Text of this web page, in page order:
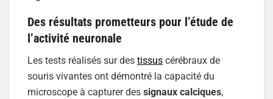
Des résultats prometteurs pour l’étude de
l’activité neuronale
Les tests réalisés sur des tissus cérébraux de
souris vivantes ont démontré la capacité du
microscope à capturer des signaux calciques,